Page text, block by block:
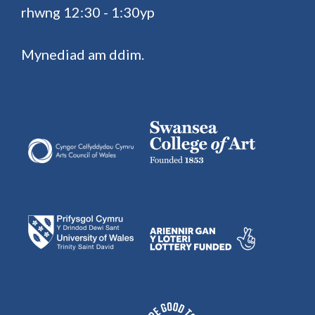
rhwng 12:30 - 1:30yp
Mynediad am ddim.